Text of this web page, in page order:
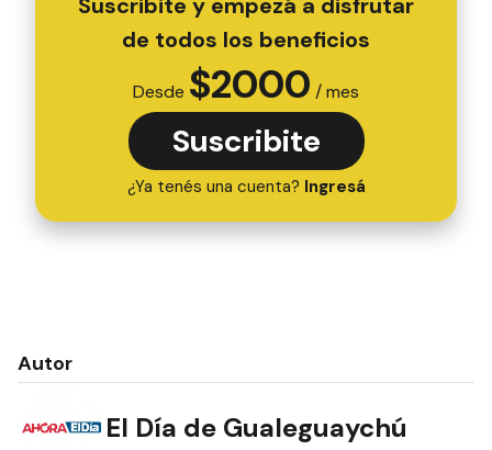
Suscribite y empezá a disfrutar
de todos los beneficios
Desde $2000 / mes
Suscribite
¿Ya tenés una cuenta? Ingresá
Autor
El Día de Gualeguaychú